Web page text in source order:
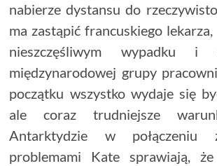
nabierze dystansu do
ma zastąpić francuskiego
nieszczęśliwym wypadku i
międzynarodowej grupy
początku wszystko wydaje się
ale coraz trudniejsze
Antarktydzie w połączeniu
problemami Kate sprawiają,